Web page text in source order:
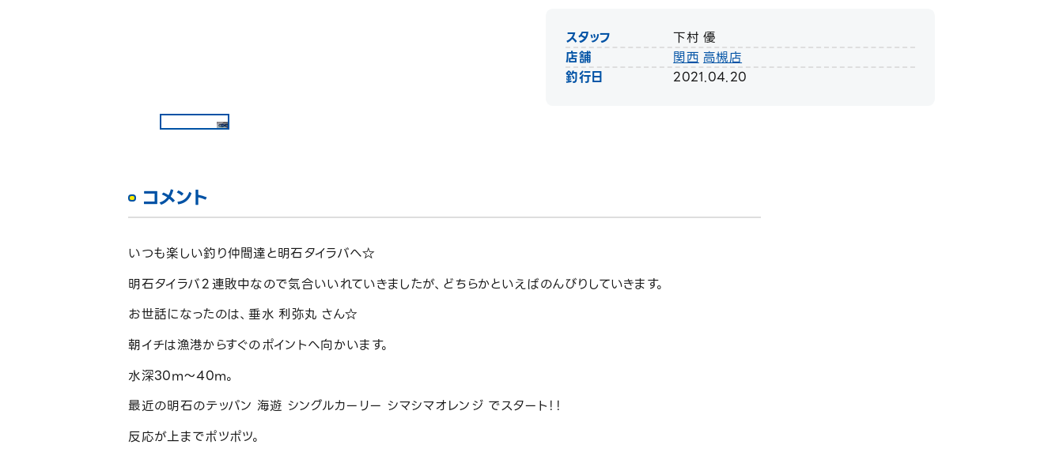
スタッフ
下村 優
店舗
関西 高槻店
釣行日
2021.04.20
コメント
いつも楽しい釣り仲間達と明石タイラバへ☆
明石タイラバ２連敗中なので気合いいれていきましたが、どちらかといえばのんびりしていきます。
お世話になったのは、垂水 利弥丸 さん☆
朝イチは漁港からすぐのポイントへ向かいます。
水深30m～40m。
最近の明石のテッパン 海遊 シングルカーリー シマシマオレンジ でスタート！！
反応が上までポツポツ。